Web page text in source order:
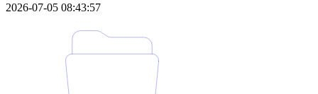
2026-07-05 08:43:57